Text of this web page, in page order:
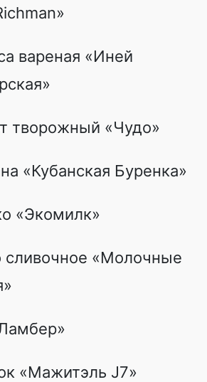
вареная «Иней
творожный «Чудо»
«Кубанская Буренка»
«Экомилк»
сливочное «Молочные
«Мажитэль J7»